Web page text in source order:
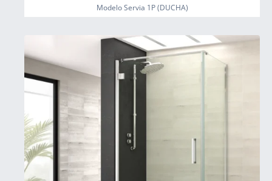
Modelo Servia 1P (DUCHA)